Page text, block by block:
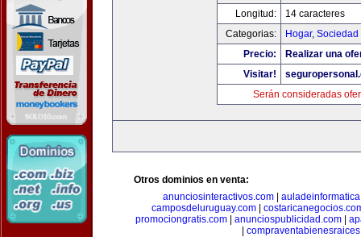
Longitud:
14 caracteres
Categorias:
Hogar, Sociedad
Precio:
Realizar una
Visitar!
Serán consideradas
Otros dominios en venta:
anunciosinteractivos.com|
camposdeluruguay.com|
promociongratis.com
anunciospublicidad.com